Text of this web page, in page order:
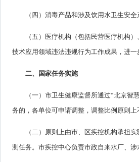
（四）消毒产品和涉及饮用水卫生安
（五）医疗机构（包括民营医疗机构
技术应用领域违法违规行为工作成果，进
二、国家任务实施
（一）市卫生健康监督所通过“北京
务的，各单位可申请调整，调整比例原则
（二）原则上由市、区疾控机构承担
测任务。市疾控中心负责市政自来水厂、